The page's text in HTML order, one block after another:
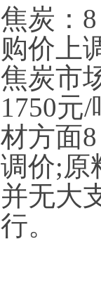
焦炭：
购价上
焦炭市
1750元
材方面
调价;原
并无大
行。